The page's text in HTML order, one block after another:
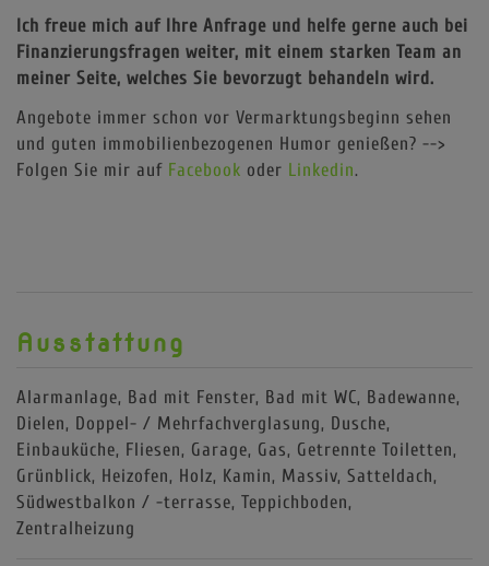
Ich freue mich auf Ihre Anfrage und helfe gerne auch bei
Finanzierungsfragen weiter, mit einem starken Team an
meiner Seite, welches Sie bevorzugt behandeln wird.
Angebote immer schon vor Vermarktungsbeginn sehen
und guten immobilienbezogenen Humor genießen? -->
Folgen Sie mir auf Facebook oder Linkedin.
Ausstattung
Alarmanlage Bad mit Fenster Bad mit WC Badewanne
Dielen
Doppel- / Mehrfachverglasung
Dusche
Einbauküche Fliesen Garage Gas
Getrennte Toiletten
Grünblick Heizofen Holz Kamin Massiv Satteldach
Südwestbalkon / -terrasse Teppichboden
Zentralheizung